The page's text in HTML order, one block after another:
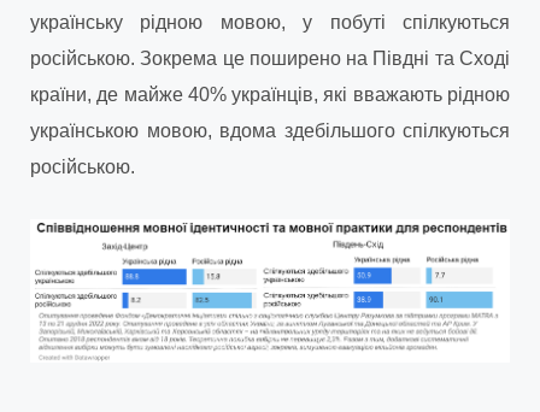
українську рідною мовою, у побуті спілкуються
російською. Зокрема це поширено на Півдні та Сході
країни, де майже 40% українців, які вважають рідною
українською мовою, вдома здебільшого спілкуються
російською.